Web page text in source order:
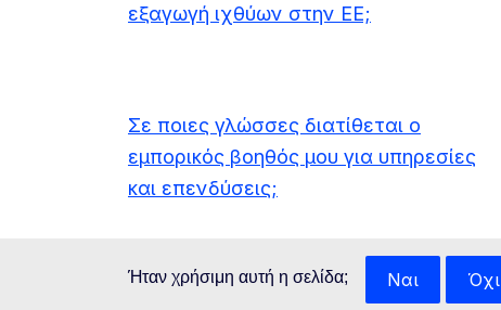
εξαγωγή ιχθύων στην ΕΕ;
Σε ποιες γλώσσες διατίθεται ο
εμπορικός βοηθός μου για υπηρεσίες
και επενδύσεις;
Ήταν χρήσιμη αυτή η σελίδα; Ναι Όχι